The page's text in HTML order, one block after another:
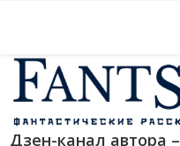
Дзен-канал автора –